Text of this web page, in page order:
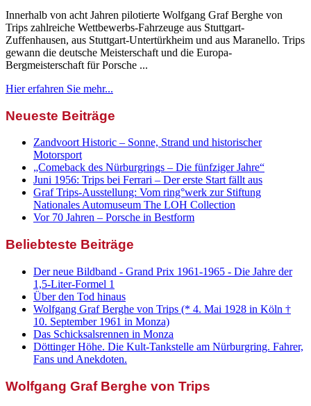
Innerhalb von acht Jahren pilotierte Wolfgang Graf Berghe von
Trips zahlreiche Wettbewerbs-Fahrzeuge aus Stuttgart-
Zuffenhausen, aus Stuttgart-Untertürkheim und aus Maranello. Trips
gewann die deutsche Meisterschaft und die Europa-
Bergmeisterschaft für Porsche ...
Hier erfahren Sie mehr...
Neueste Beiträge
Zandvoort Historic – Sonne, Strand und historischer
Motorsport
„Comeback des Nürburgrings – Die fünfziger Jahre“
Juni 1956: Trips bei Ferrari – Der erste Start fällt aus
Graf Trips-Ausstellung: Vom ring°werk zur Stiftung
Nationales Automuseum The LOH Collection
Vor 70 Jahren – Porsche in Bestform
Beliebteste Beiträge
Der neue Bildband - Grand Prix 1961-1965 - Die Jahre der
1,5-Liter-Formel 1
Über den Tod hinaus
Wolfgang Graf Berghe von Trips (* 4. Mai 1928 in Köln †
10. September 1961 in Monza)
Das Schicksalsrennen in Monza
Döttinger Höhe. Die Kult-Tankstelle am Nürburgring. Fahrer,
Fans und Anekdoten.
Wolfgang Graf Berghe von Trips